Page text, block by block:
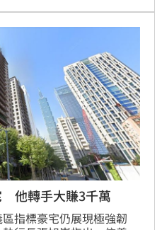
免當年好意變成燙手山
他轉手大賺3千萬
指標豪宅仍展現極強韌